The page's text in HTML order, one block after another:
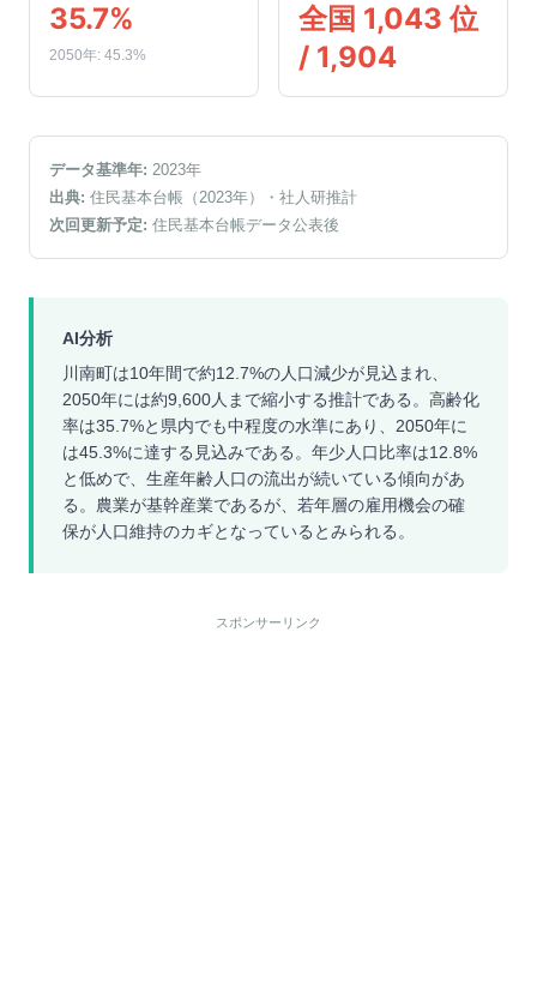
35.7%
2050年: 45.3%
全国 1,043 位
/ 1,904
データ基準年: 2023年
出典: 住民基本台帳（2023年）
・社人研推計
次回更新予定: 住民基本台帳データ公表後
AI分析
川南町は10年間で約12.7%の人口減少が見込まれ、
2050年には約9,600人まで縮小する推計である。高齢化
率は35.7%と県内でも中程度の水準にあり、2050年に
は45.3%に達する見込みである。年少人口比率は12.8%
と低めで、生産年齢人口の流出が続いている傾向があ
る。農業が基幹産業であるが、若年層の雇用機会の確
保が人口維持のカギとなっているとみられる。
スポンサーリンク